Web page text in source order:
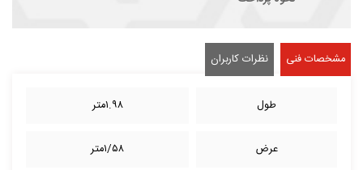
مشخصات فنی نظرات کاربران
طول ۱.۹۸متر
عرض ۱/۵۸متر